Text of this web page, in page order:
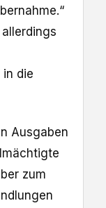
die
Ausgaben
zum